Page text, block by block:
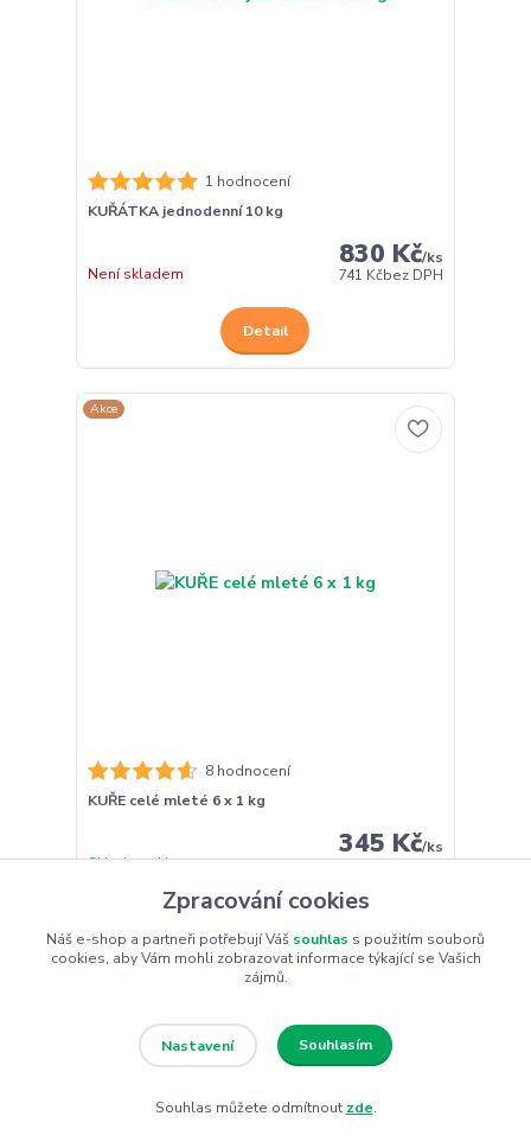
1 hodnocení
KUŘÁTKA jednodenní 10 kg
830 Kč/ks
741 Kčbez DPH
Není skladem
Detail
Akce
8 hodnocení
KUŘE celé mleté 6 x 1 kg
345 Kč/ks
308 Kčbez DPH
Skladem 4 ks
Zpracování cookies
Náš e-shop a partneři potřebují Váš souhlas s použitím souborů
cookies, aby Vám mohli zobrazovat informace týkající se Vašich
zájmů.
Nastavení Souhlasím
Souhlas můžete odmítnout zde.